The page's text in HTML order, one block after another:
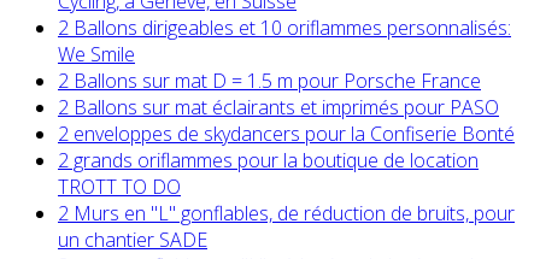
2 Ballons dirigeables et 10 oriflammes personnalisés:
We Smile
2 Ballons sur mat D = 1.5 m pour Porsche France
2 Ballons sur mat éclairants et imprimés pour PASO
2 enveloppes de skydancers pour la Confiserie Bonté
2 grands oriflammes pour la boutique de location
TROTT TO DO
2 Murs en "L" gonflables, de réduction de bruits, pour
un chantier SADE